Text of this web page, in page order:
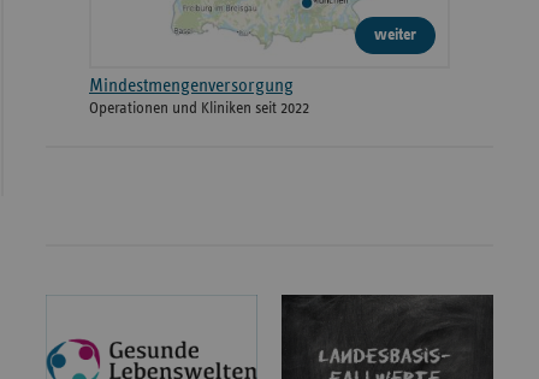
weiter
Mindestmengenversorgung
Operationen und Kliniken seit 2022